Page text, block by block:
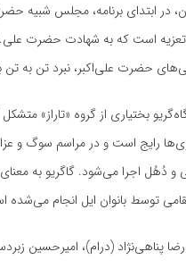
در ابتدای برنامه، مجلس شبیه
است که به شهادت حضرت
حضرت علی‌اکبر، نبرد تن به
بختیاری از گروه «تاراز»
رایج است و در مراسم سوگ و
و دُهُل اجرا می‌شود. گاگریو به
توسط بانوان ایل انجام می‌شده
پناهی‌نژاد (درام)، امیرحسین